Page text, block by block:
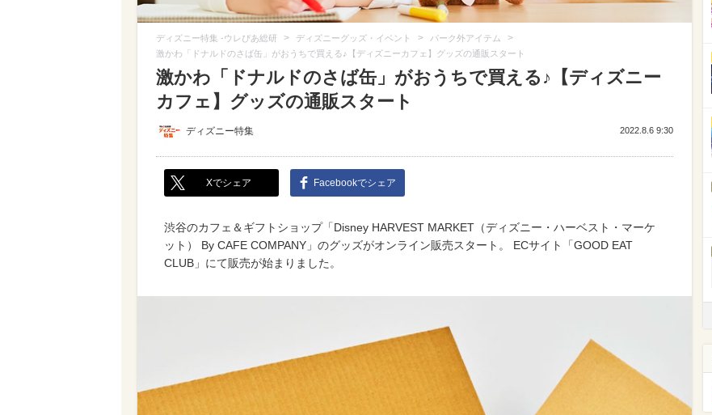
ディズニー特集 -ウレぴあ総研 > ディズニーグッズ・イベント > パーク外アイテム >
激かわ「ドナルドのさば缶」がおうちで買える♪【ディズニーカフェ】グッズの通販スタート
激かわ「ドナルドのさば缶」がおうちで買える♪【ディズニー
カフェ】グッズの通販スタート
ディズニー特集 2022.8.6 9:30
Xでシェア Facebookでシェア
渋谷のカフェ＆ギフトショップ「Disney HARVEST MARKET（ディズニー・ハーベスト・マーケ
ット） By CAFE COMPANY」のグッズがオンライン販売スタート。 ECサイト「GOOD EAT
CLUB」にて販売が始まりました。